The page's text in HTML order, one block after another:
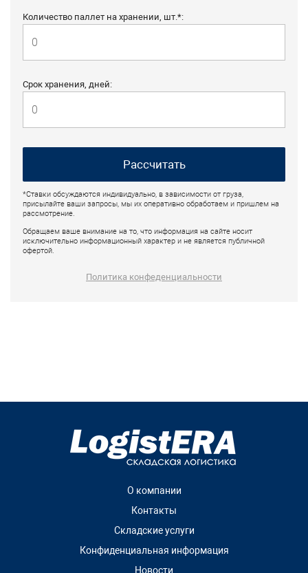
Количество паллет на хранении, шт.*:
Срок хранения, дней:
Рассчитать
*Ставки обсуждаются индивидуально, в зависимости от груза,
присылайте ваши запросы, мы их оперативно обработаем и пришлем на
рассмотрение.
Обращаем ваше внимание на то, что информация на сайте носит
исключительно информационный характер и не является публичной
офертой.
Политика конфеденциальности
О компании
Контакты
Складские услуги
Конфиденциальная информация
Новости